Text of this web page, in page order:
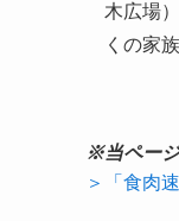
木広場
くの家
※当ページ
＞「食肉